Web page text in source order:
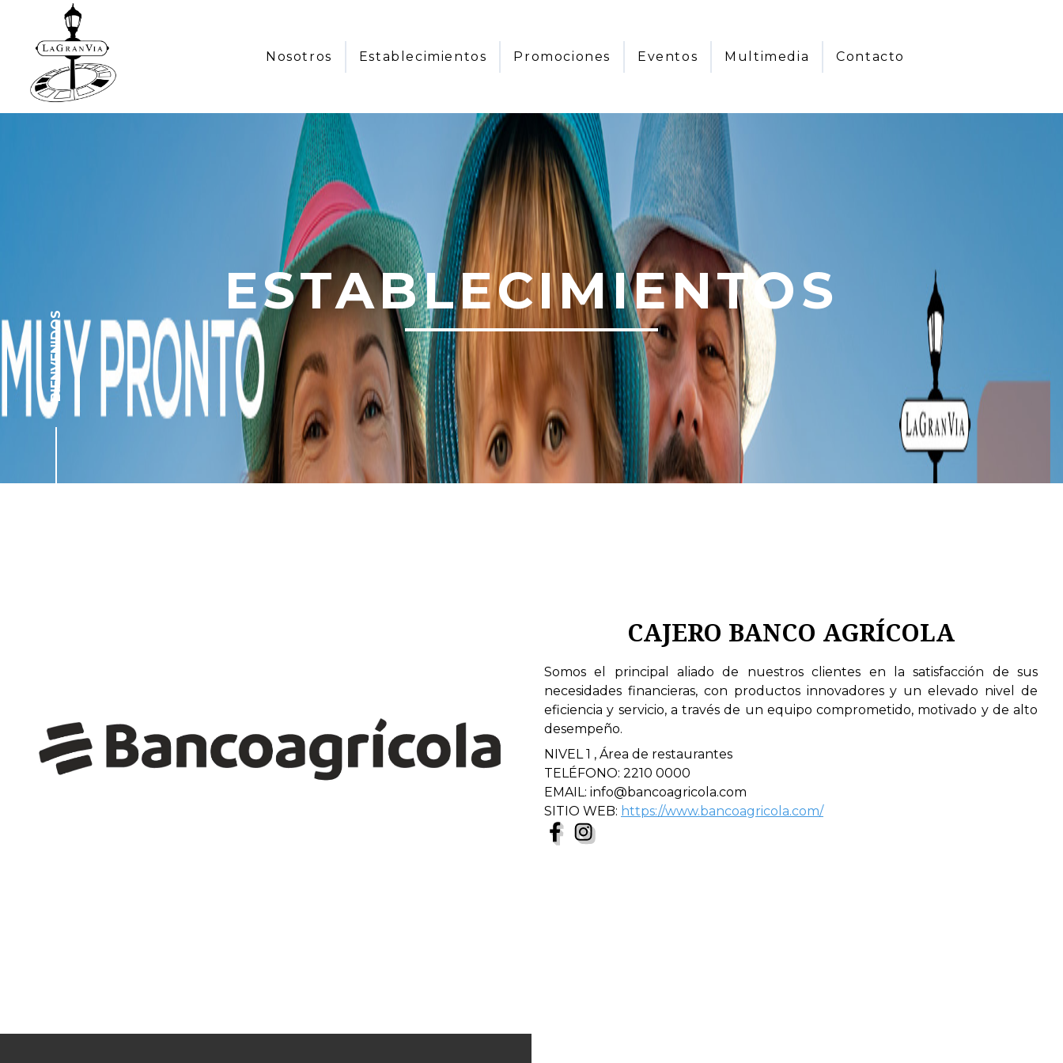
Nosotros Establecimientos Promociones Eventos Multimedia Contacto
BIENVENIDOS
ESTABLECIMIENTOS
CAJERO BANCO AGRÍCOLA
Somos el principal aliado de nuestros clientes en la satisfacción de sus
necesidades financieras, con productos innovadores y un elevado nivel de
eficiencia y servicio, a través de un equipo comprometido, motivado y de alto
desempeño.
NIVEL 1 , Área de restaurantes
TELÉFONO: 2210 0000
EMAIL: info@bancoagricola.com
SITIO WEB: https://www.bancoagricola.com/